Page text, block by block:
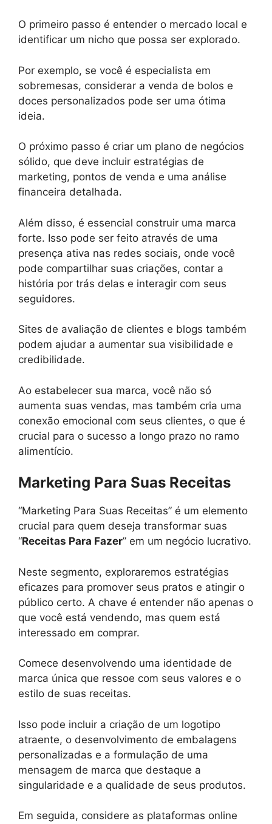
O primeiro passo é entender o mercado local e
identificar um nicho que possa ser explorado.
Por exemplo, se você é especialista em
sobremesas, considerar a venda de bolos e
doces personalizados pode ser uma ótima
ideia.
O próximo passo é criar um plano de negócios
sólido, que deve incluir estratégias de
marketing, pontos de venda e uma análise
financeira detalhada.
Além disso, é essencial construir uma marca
forte. Isso pode ser feito através de uma
presença ativa nas redes sociais, onde você
pode compartilhar suas criações, contar a
história por trás delas e interagir com seus
seguidores.
Sites de avaliação de clientes e blogs também
podem ajudar a aumentar sua visibilidade e
credibilidade.
Ao estabelecer sua marca, você não só
aumenta suas vendas, mas também cria uma
conexão emocional com seus clientes, o que é
crucial para o sucesso a longo prazo no ramo
alimentício.
Marketing Para Suas Receitas
“Marketing Para Suas Receitas” é um elemento
crucial para quem deseja transformar suas
“Receitas Para Fazer” em um negócio lucrativo.
Neste segmento, exploraremos estratégias
eficazes para promover seus pratos e atingir o
público certo. A chave é entender não apenas o
que você está vendendo, mas quem está
interessado em comprar.
Comece desenvolvendo uma identidade de
marca única que ressoe com seus valores e o
estilo de suas receitas.
Isso pode incluir a criação de um logotipo
atraente, o desenvolvimento de embalagens
personalizadas e a formulação de uma
mensagem de marca que destaque a
singularidade e a qualidade de seus produtos.
Em seguida, considere as plataformas online